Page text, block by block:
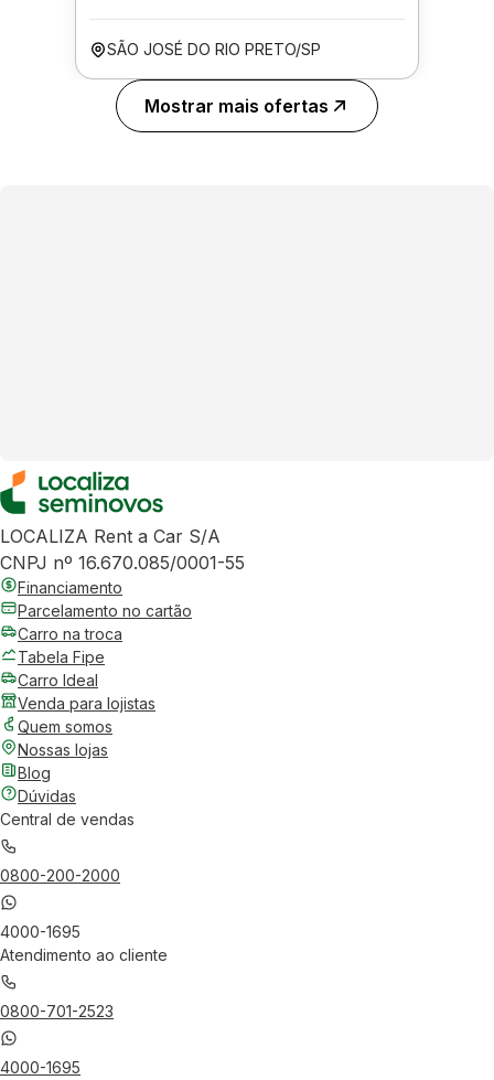
SÃO JOSÉ DO RIO PRETO/SP
Mostrar mais ofertas
LOCALIZA Rent a Car S/A
CNPJ nº 16.670.085/0001-55
Financiamento
Parcelamento no cartão
Carro na troca
Tabela Fipe
Carro Ideal
Venda para lojistas
Quem somos
Nossas lojas
Blog
Dúvidas
Central de vendas
0800-200-2000
4000-1695
Atendimento ao cliente
0800-701-2523
4000-1695